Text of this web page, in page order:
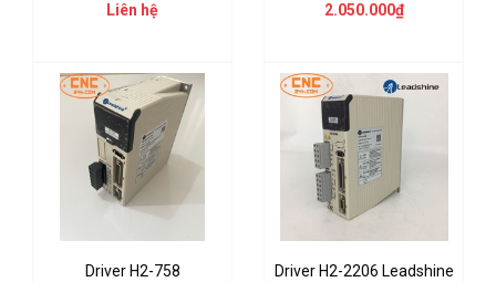
Liên hệ
2.050.000₫
Driver H2-758 Driver H2-2206 Leadshine